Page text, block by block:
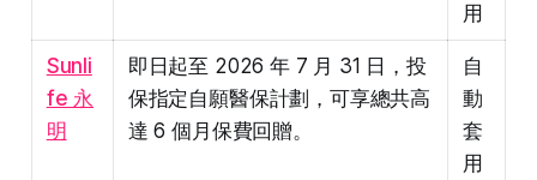
用
Sunli
fe 永
明
即日起至 2026 年 7 月 31 日，投
保指定自願醫保計劃，可享總共高
達 6 個月保費回贈。
自
動
套
用